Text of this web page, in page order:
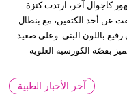
كاجوال آخر، ارتدت كنزة
عن أحد الكتفين، مع بنطال
باللون البني. وعلى صعيد
بقصّة الكورسيه العلوية
آخر الأخبار الطبية